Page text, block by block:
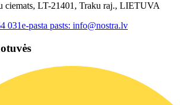
ciemats, LT-21401, Traku raj., LIETUVA
031e-pasta pasts: info@nostra.lv